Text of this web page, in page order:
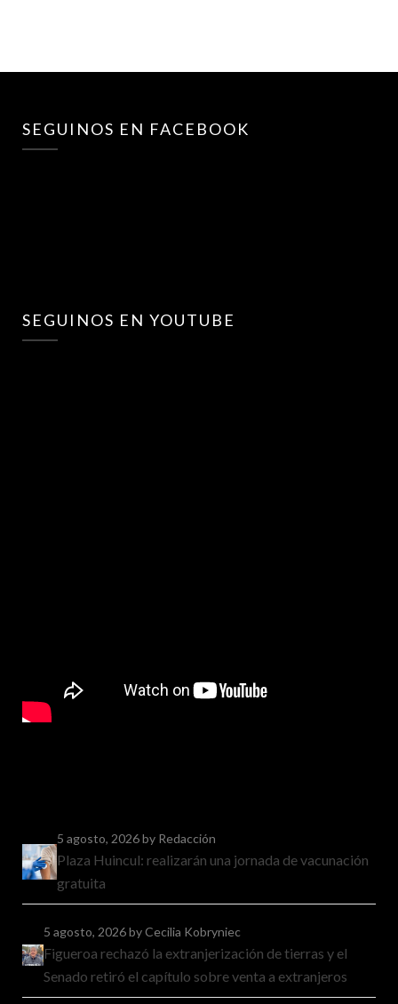
SEGUINOS EN FACEBOOK
SEGUINOS EN YOUTUBE
5 agosto, 2026by Redacción
Plaza Huincul: realizarán una jornada de vacunación
gratuita
5 agosto, 2026by Cecilia Kobryniec
Figueroa rechazó la extranjerización de tierras y el
Senado retiró el capítulo sobre venta a extranjeros